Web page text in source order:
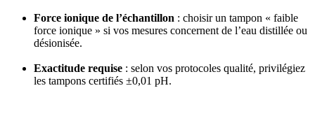
Force ionique de l’échantillon : choisir un tampon « faible
force ionique » si vos mesures concernent de l’eau distillée ou
désionisée.
Exactitude requise : selon vos protocoles qualité, privilégiez
les tampons certifiés ±0,01 pH.